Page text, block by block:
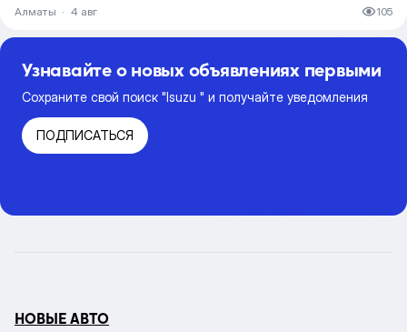
Алматы · 4 авг 105
Узнавайте о новых объявлениях первыми
Сохраните свой поиск "Isuzu " и получайте уведомления
ПОДПИСАТЬСЯ
НОВЫЕ АВТО